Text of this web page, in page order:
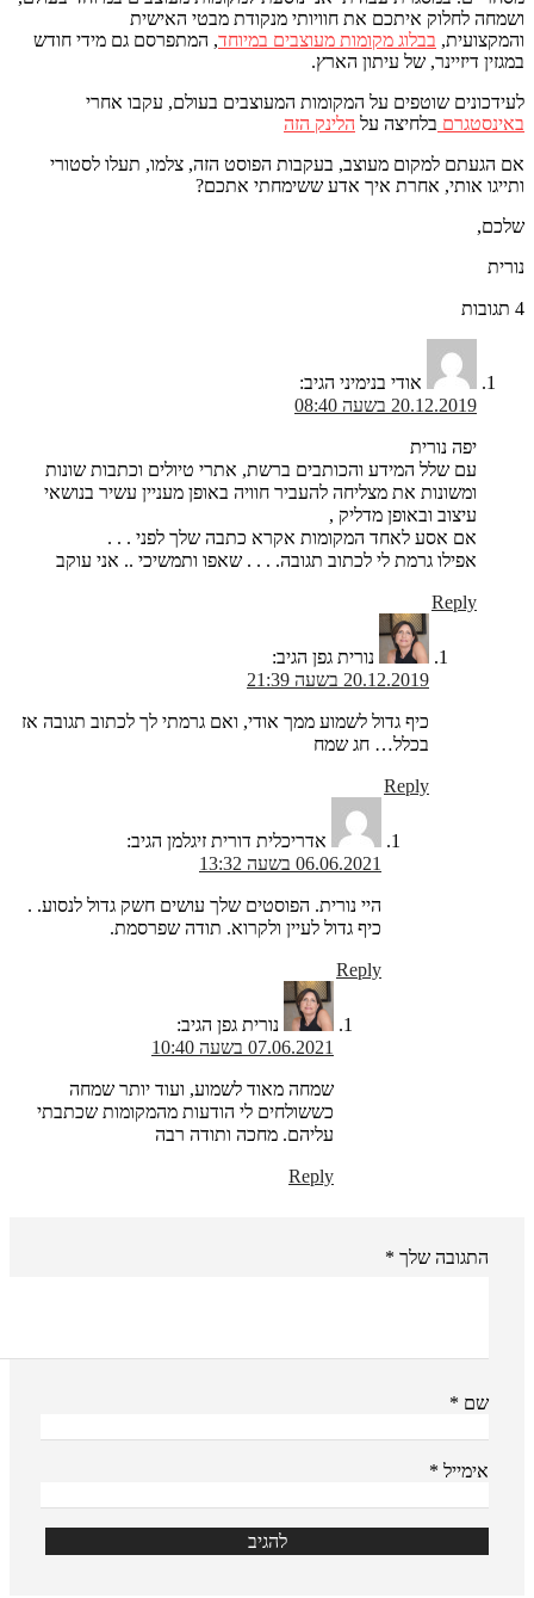
ושמחה לחלוק איתכם את חוויותי מנקודת מבטי האישית
והמקצועית,בבלוג מקומות מעוצבים במיוחד, המתפרסם גם מידי חודש
במגזין דיזיינר, של עיתון הארץ.
לעידכונים שוטפים על המקומות המעוצבים בעולם, עקבו אחרי
באינסטגרםבלחיצה עלהלינק הזה
אם הגעתם למקום מעוצב, בעקבות הפוסט הזה, צלמו, תעלו לסטורי
ותייגו אותי, אחרת איך אדע ששימחתי אתכם?
שלכם,
נורית
4 תגובות
אודי בנימיני הגיב:
20.12.2019 בשעה 08:40
יפה נורית
עם שלל המידע והכותבים ברשת, אתרי טיולים וכתבות שונות
ומשונות את מצליחה להעביר חוויה באופן מעניין עשיר בנושאי
עיצוב ובאופן מדליק ,
אם אסע לאחד המקומות אקרא כתבה שלך לפני . . .
אפילו גרמת לי לכתוב תגובה. . . . שאפו ותמשיכי .. אני עוקב
Reply
נורית גפן הגיב:
20.12.2019 בשעה 21:39
כיף גדול לשמוע ממך אודי, ואם גרמתי לך לכתוב תגובה אז
בכלל… חג שמח
Reply
אדריכלית דורית זיגלמן הגיב:
06.06.2021 בשעה 13:32
היי נורית. הפוסטים שלך עושים חשק גדול לנסוע. .
כיף גדול לעיין ולקרוא. תודה שפרסמת.
Reply
נורית גפן הגיב:
07.06.2021 בשעה 10:40
שמחה מאוד לשמוע, ועוד יותר שמחה
כששולחים לי הודעות מהמקומות שכתבתי
עליהם. מחכה ותודה רבה
Reply
התגובה שלך*
שם*
אימייל*